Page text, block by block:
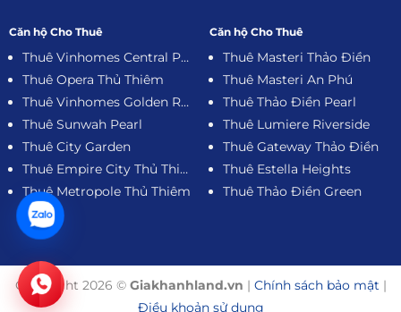
Căn hộ Cho Thuê
Thuê Vinhomes Central Park
Thuê Opera Thủ Thiêm
Thuê Vinhomes Golden River
Thuê Sunwah Pearl
Thuê City Garden
Thuê Empire City Thủ Thiêm
Thuê Metropole Thủ Thiêm
Căn hộ Cho Thuê
Thuê Masteri Thảo Điền
Thuê Masteri An Phú
Thuê Thảo Điền Pearl
Thuê Lumiere Riverside
Thuê Gateway Thảo Điền
Thuê Estella Heights
Thuê Thảo Điền Green
Copyright 2026 © Giakhanhland.vn | Chính sách bảo mật |
Điều khoản sử dụng